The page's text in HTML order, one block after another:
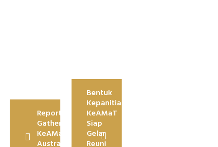
pos
Reportase
Gathering
KeAMaT
Australia
Bentuk
Kepanitiaan,
KeAMaT
Siap
Gelar
Reuni